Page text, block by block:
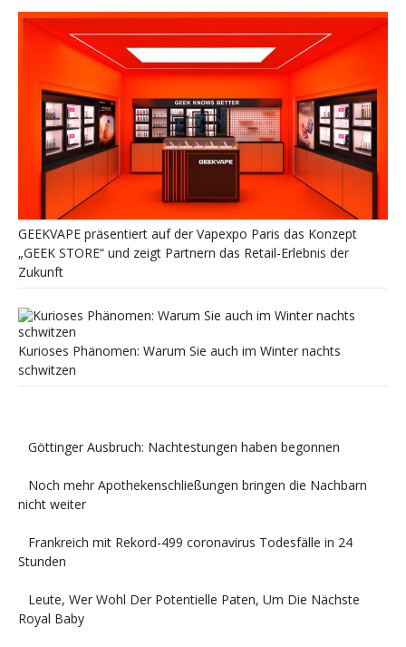
GEEKVAPE präsentiert auf der Vapexpo Paris das Konzept
„GEEK STORE“ und zeigt Partnern das Retail-Erlebnis der
Zukunft
Kurioses Phänomen: Warum Sie auch im Winter nachts
schwitzen
Göttinger Ausbruch: Nachtestungen haben begonnen
Noch mehr Apothekenschließungen bringen die Nachbarn
nicht weiter
Frankreich mit Rekord-499 coronavirus Todesfälle in 24
Stunden
Leute, Wer Wohl Der Potentielle Paten, Um Die Nächste
Royal Baby